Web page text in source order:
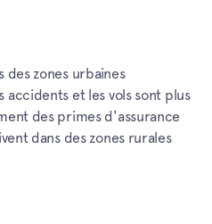
des zones urbaines
accidents et les vols sont plus
des primes d'assurance
dans des zones rurales